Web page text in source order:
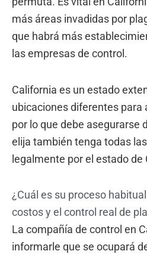
más áreas invadidas por
que habrá más
las empresas de control.
California es un estado
ubicaciones diferentes para
por lo que debe asegurarse
elija también tenga todas
legalmente por el estado de
¿Cuál es su proceso
costos y el control real de
La compañía de control en
informarle que se ocupará